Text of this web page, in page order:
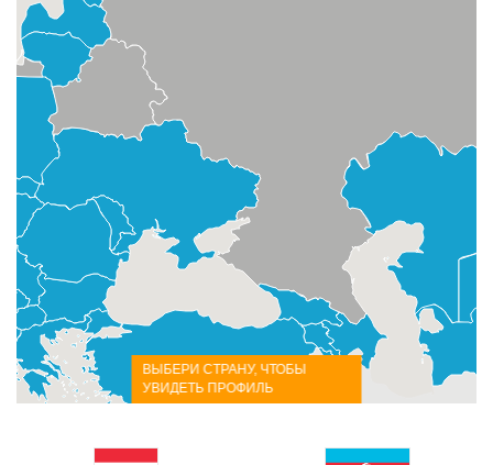
ВЫБЕРИ СТРАНУ, ЧТОБЫ
УВИДЕТЬ ПРОФИЛЬ